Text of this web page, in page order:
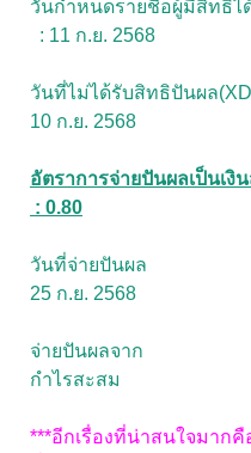
วันกำหนดรายชื่อผู้มีสิท
: 11 ก.ย. 2568
วันที่ไม่ได้รับ
10 ก.ย. 2568
อัตราการจ่ายปันผล
: 0.80
วันที่จ่
25 ก.ย. 2568
จ่ายปัน
กำไรสะสม
***อีกเรื่องที่น่าสนใจมากคื